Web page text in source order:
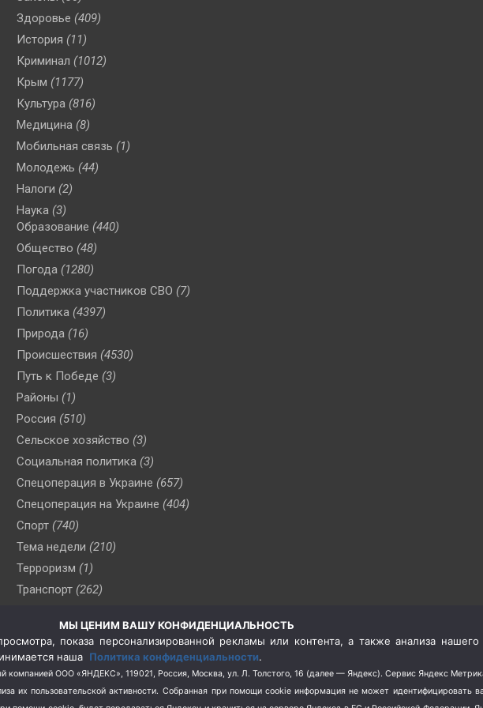
Здоровье (409)
История (11)
Криминал (1012)
Крым (1177)
Культура (816)
Медицина (8)
Мобильная связь (1)
Молодежь (44)
Налоги (2)
Наука (3)
Образование (440)
Общество (48)
Погода (1280)
Поддержка участников СВО (7)
Политика (4397)
Природа (16)
Происшествия (4530)
Путь к Победе (3)
Районы (1)
Россия (510)
Сельское хозяйство (3)
Социальная политика (3)
Спецоперация в Украине (657)
Спецоперация на Украине (404)
Спорт (740)
Тема недели (210)
Терроризм (1)
Транспорт (262)
(76)
Цены (2)
Школа и спорт (2)
Экология (8)
МЫ ЦЕНИМ ВАШУ КОНФИДЕНЦИАЛЬНОСТЬ
показа персонализированной рекламы или контента, а также анализа
наша Политика конфиденциальности.
компанией ООО «ЯНДЕКС», 119021, Россия, Москва, ул. Л. Толстого, 16 (далее — Яндекс). Сервис Яндекс
их пользовательской активности. Собранная при помощи cookie информация не может идентифицировать